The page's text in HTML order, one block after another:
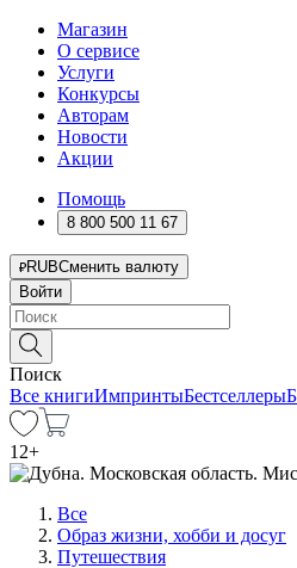
Магазин
О сервисе
Услуги
Конкурсы
Авторам
Новости
Акции
Помощь
8 800 500 11 67
RUBСменить валюту
Войти
Поиск
Все книгиИмпринтыБестселлеры
12+
Все
Образ жизни, хобби и досуг
Путешествия